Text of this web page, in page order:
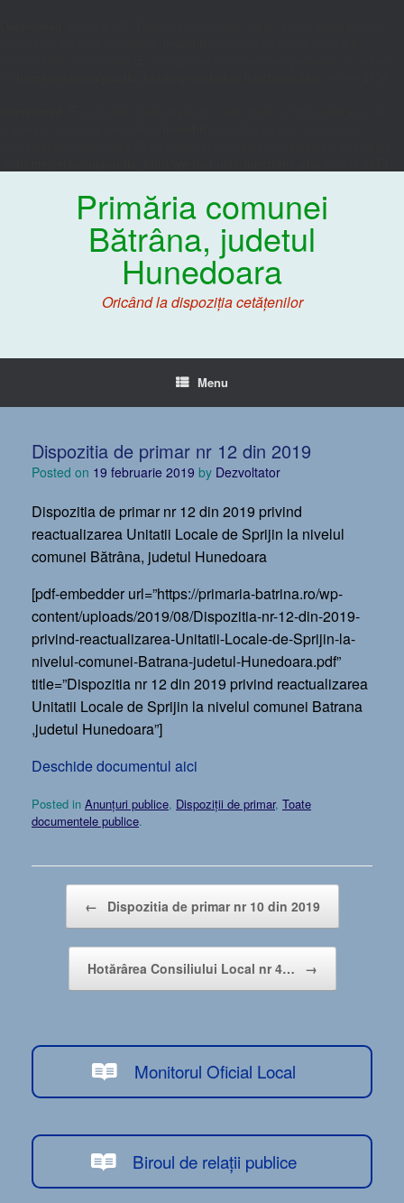
Primăria comunei
Bătrâna, judetul
Hunedoara
Oricând la dispoziția cetățenilor
Menu
Dispozitia de primar nr 12 din 2019
Posted on 19 februarie 2019 by Dezvoltator
Dispozitia de primar nr 12 din 2019 privind
reactualizarea Unitatii Locale de Sprijin la nivelul
comunei Bătrâna, judetul Hunedoara
[pdf-embedder url=”https://primaria-batrina.ro/wp-
content/uploads/2019/08/Dispozitia-nr-12-din-2019-
privind-reactualizarea-Unitatii-Locale-de-Sprijin-la-
nivelul-comunei-Batrana-judetul-Hunedoara.pdf”
title=”Dispozitia nr 12 din 2019 privind reactualizarea
Unitatii Locale de Sprijin la nivelul comunei Batrana
,judetul Hunedoara”]
Deschide documentul aici
Posted in Anunțuri publice, Dispoziții de primar, Toate
documentele publice.
← Dispozitia de primar nr 10 din 2019
Hotărârea Consiliului Local nr 4… →
Monitorul Oficial Local
Biroul de relații publice